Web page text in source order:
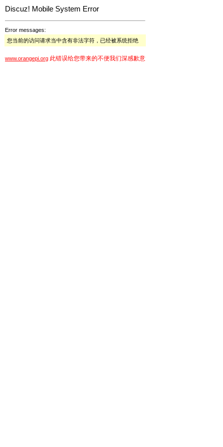
Discuz! Mobile System Error
Error messages:
您当前的访问请求当中含有非法字符，已经被系统拒绝
www.orangepi.org 此错误给您带来的不便我们深感歉意